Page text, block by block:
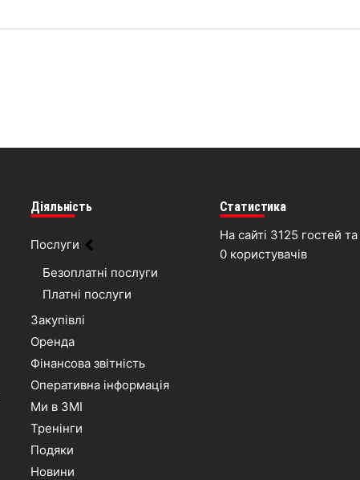
Діяльність
Послуги
Безоплатні послуги
Платні послуги
Закупівлі
Оренда
Фінансова звітність
Оперативна інформація
Ми в ЗМІ
Тренінги
Подяки
Новини
Статистика
На сайті 3125 гостей та
0 користувачів